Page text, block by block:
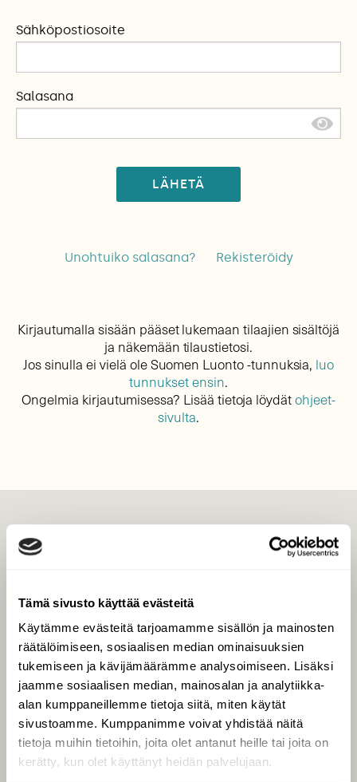
Tämä sivusto käyttää evästeitä
Käytämme evästeitä tarjoamamme sisällön ja mainosten
räätälöimiseen, sosiaalisen median ominaisuuksien
tukemiseen ja kävijämäärämme analysoimiseen. Lisäksi
jaamme sosiaalisen median, mainosalan ja analytiikka-
alan kumppaneillemme tietoja siitä, miten käytät
sivustoamme. Kumppanimme voivat yhdistää näitä
tietoja muihin tietoihin, joita olet antanut heille tai joita on
kerätty, kun olet käyttänyt heidän palvelujaan.
Sähköpostiosoite
Salasana
LÄHETÄ
Unohtuiko salasana? Rekisteröidy
Kirjautumalla sisään pääset lukemaan tilaajien sisältöjä
ja näkemään tilaustietosi.
Jos sinulla ei vielä ole Suomen Luonto -tunnuksia, luo
tunnukset ensin.
Ongelmia kirjautumisessa? Lisää tietoja löydätohjeet-
sivulta.
Tilaa digilukuoikeus
Äänestä parasta juttua
Tilaa uutiskirje
SUOMEN LUONNON­
SUOJELU­LIITTO
Suomen Luonto -lehden